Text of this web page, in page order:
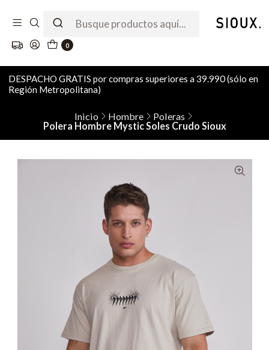
0
DESPACHO GRATIS por compras superiores a 39.990 (sólo en
Región Metropolitana)
Inicio Hombre
Poleras
Polera Hombre Mystic Soles Crudo Sioux